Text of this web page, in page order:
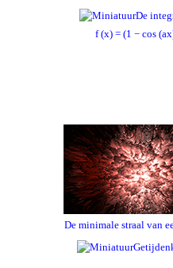
De
f (x) = (1 − cos
De minimale straal van